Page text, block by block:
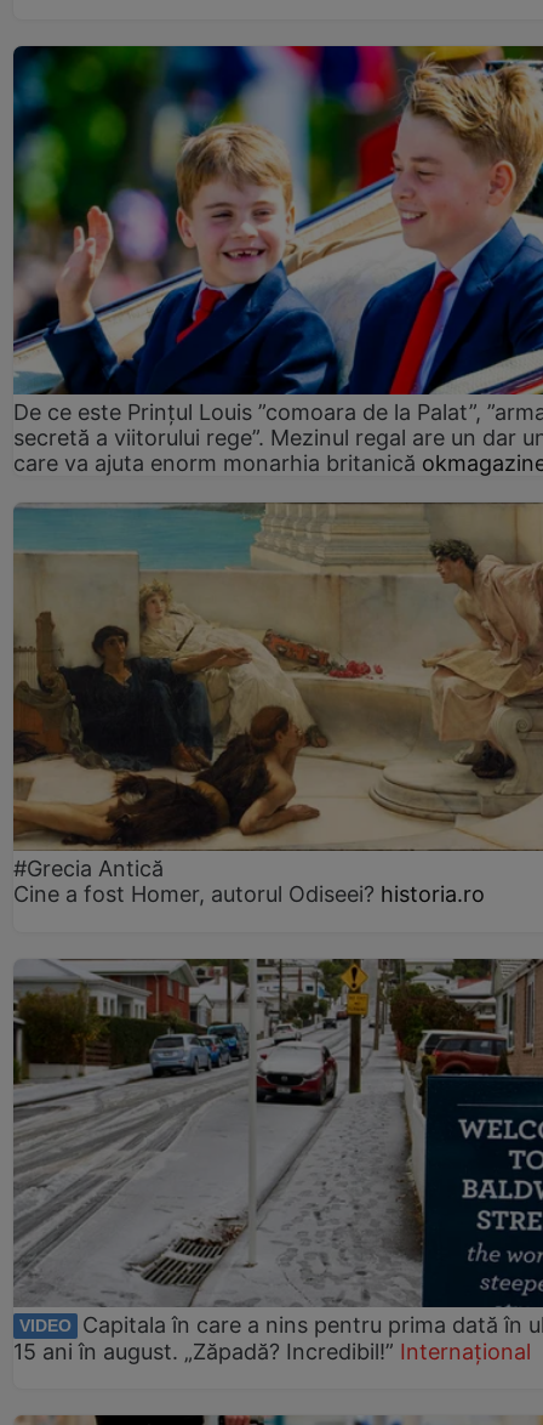
De ce este Prințul Louis ”comoara de la Palat”,
secretă a viitorului rege”. Mezinul regal are un dar
care va ajuta enorm monarhia britanică
#Grecia Antică
Cine a fost Homer, autorul Odiseei? historia.ro
VIDEO
Capitala în care a nins pentru prima dată în
15 ani în august. „Zăpadă? Incredibil!” Internațional